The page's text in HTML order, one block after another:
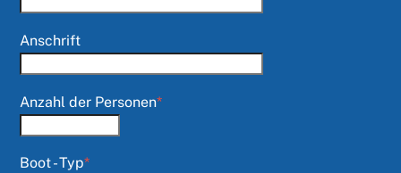
Anschrift
Anzahl der Personen*
Boot - Typ*